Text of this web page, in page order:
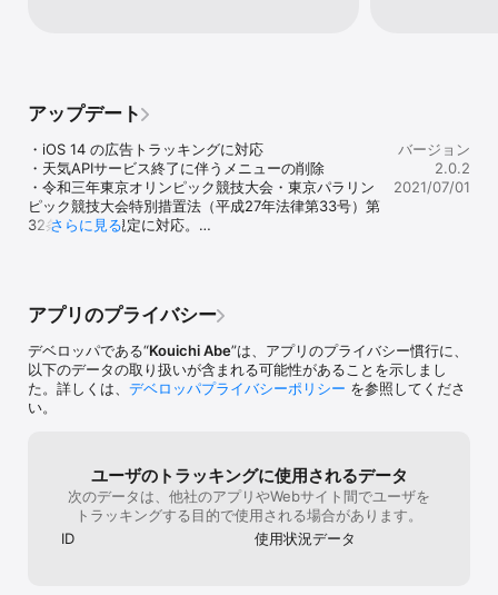
■リマインダー
  ・デフォルトのリストと連携します。
  ・新規登録／編集／削除ができます。
■その他
  ・トップ画面の日付のタップで現在の年月日時分をお知らせしま
す。
アップデート
・iOS 14 の広告トラッキングに対応
・天気APIサービス終了に伴うメニューの削除
・令和三年東京オリンピック競技大会・東京パラリン
ピック競技大会特別措置法（平成27年法律第33号）第
32条第2項の規定に対応。
さらに見る
バージョン
2.0.2
2021/07/01
アプリのプライバシー
デベロッパである“Kouichi Abe”は、アプリのプライバシー慣行に、
以下のデータの取り扱いが含まれる可能性があることを示しまし
た。詳しくは、 デベロッパプライバシーポリシー を参照してくださ
い。
ユーザのトラッキングに使用されるデータ
次のデータは、他社のアプリやWebサイト間でユーザを
トラッキングする目的で使用される場合があります。
ID
使用状況データ